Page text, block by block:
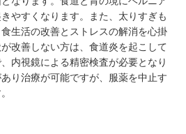
やすくなります。また、太りすぎも
生活の改善とストレスの解消を心掛
改善しない方は、食道炎を起こして
内視鏡による精密検査が必要となり
り治療が可能ですが、服薬を中止す